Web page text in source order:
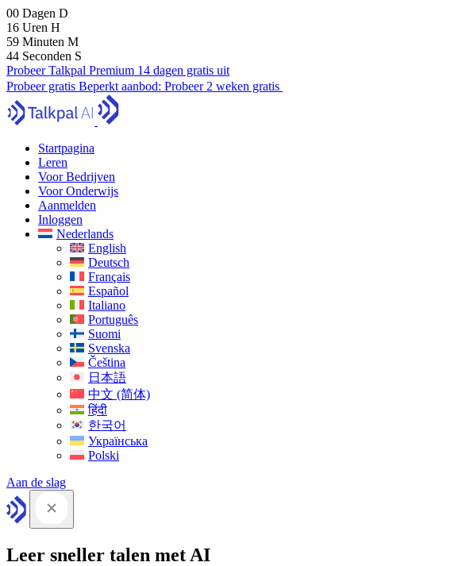
00 Dagen D
16 Uren H
59 Minuten M
43 Seconden S
Probeer Talkpal Premium 14 dagen gratis uit
Probeer gratis Beperkt aanbod: Probeer 2 weken gratis
Startpagina
Leren
Voor Bedrijven
Voor Onderwijs
Aanmelden
Inloggen
Nederlands
English
Deutsch
Français
Español
Italiano
Português
Suomi
Svenska
Čeština
日本語
中文 (简体)
हिंदी
한국어
Українська
Polski
Aan de slag
Leer sneller talen met AI